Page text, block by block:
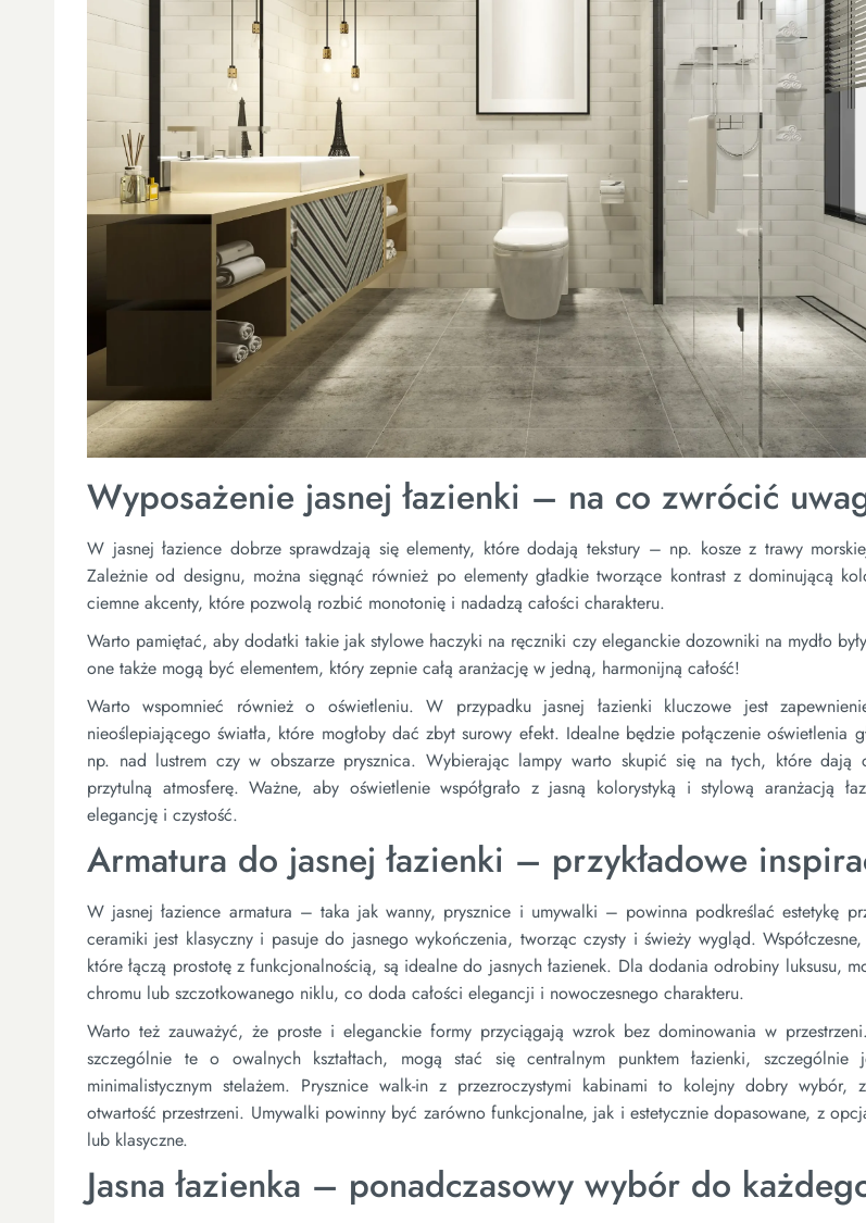
Wyposażenie jasnej łazienki – na co zwrócić
W jasnej łazience dobrze sprawdzają się elementy, które dodają tekstury – np. kosze z trawy
Zależnie od designu, można sięgnąć również po elementy gładkie tworzące kontrast z dominującą
ciemne akcenty, które pozwolą rozbić monotonię i nadadzą całości charakteru.
Warto pamiętać, aby dodatki takie jak stylowe haczyki na ręczniki czy eleganckie dozowniki na mydło
one także mogą być elementem, który zepnie całą aranżację w jedną, harmonijną całość!
Warto wspomnieć również o oświetleniu. W przypadku jasnej łazienki kluczowe jest
nieoślepiającego światła, które mogłoby dać zbyt surowy efekt. Idealne będzie połączenie oświetlenia
np. nad lustrem czy w obszarze prysznica. Wybierając lampy warto skupić się na tych, które dają
przytulną atmosferę. Ważne, aby oświetlenie współgrało z jasną kolorystyką i stylową aranżacją
elegancję i czystość.
Armatura do jasnej łazienki – przykładowe
W jasnej łazience armatura – taka jak wanny, prysznice i umywalki – powinna podkreślać estetykę
ceramiki jest klasyczny i pasuje do jasnego wykończenia, tworząc czysty i świeży wygląd.
które łączą prostotę z funkcjonalnością, są idealne do jasnych łazienek. Dla dodania odrobiny luksusu,
chromu lub szczotkowanego niklu, co doda całości elegancji i nowoczesnego charakteru.
Warto też zauważyć, że proste i eleganckie formy przyciągają wzrok bez dominowania w
szczególnie te o owalnych kształtach, mogą stać się centralnym punktem łazienki,
minimalistycznym stelażem. Prysznice walk-in z przezroczystymi kabinami to kolejny dobry wybór,
otwartość przestrzeni. Umywalki powinny być zarówno funkcjonalne, jak i estetycznie dopasowane, z
lub klasyczne.
Jasna łazienka – ponadczasowy wybór do